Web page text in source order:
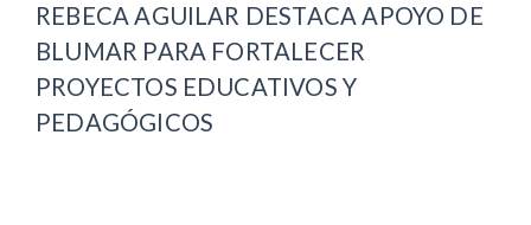
REBECA AGUILAR DESTACA APOYO DE
BLUMAR PARA FORTALECER
PROYECTOS EDUCATIVOS Y
PEDAGÓGICOS